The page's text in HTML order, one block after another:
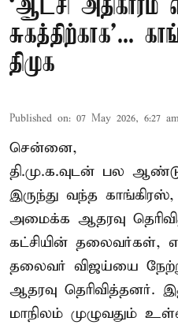
‘ஆட்சி அதிகாரம்
சுகத்திற்காக’...
திமுக
Published on: 07 May 2026, 6:27
சென்னை,
தி.மு.க.வுடன் பல
இருந்து வந்த
அமைக்க ஆதரவு
கட்சியின் தலைவர்கள்,
தலைவர் விஜய்யை
ஆதரவு தெரிவித்தனர்.
மாநிலம் முழுவதும்